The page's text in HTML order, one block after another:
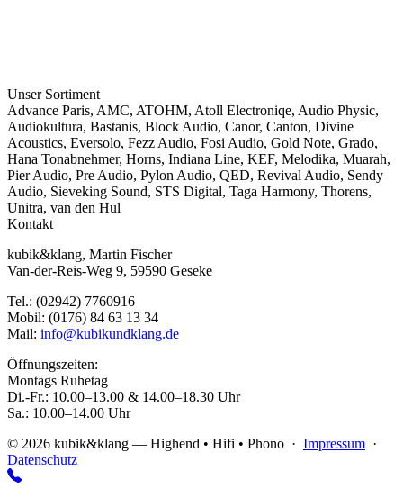
Unser Sortiment
Advance Paris, AMC, ATOHM, Atoll Electroniqe, Audio Physic,
Audiokultura, Bastanis, Block Audio, Canor, Canton, Divine
Acoustics, Eversolo, Fezz Audio, Fosi Audio, Gold Note, Grado,
Hana Tonabnehmer, Horns, Indiana Line, KEF, Melodika, Muarah,
Pier Audio, Pre Audio, Pylon Audio, QED, Revival Audio, Sendy
Audio, Sieveking Sound, STS Digital, Taga Harmony, Thorens,
Unitra, van den Hul
Kontakt
kubik&klang, Martin Fischer
Van-der-Reis-Weg 9, 59590 Geseke
Tel.: (02942) 7760916
Mobil: (0176) 84 63 13 34
Mail: info@kubikundklang.de
Öffnungszeiten:
Montags Ruhetag
Di.-Fr.: 10.00–13.00 & 14.00–18.30 Uhr
Sa.: 10.00–14.00 Uhr
© 2026 kubik&klang — Highend • Hifi • Phono · Impressum ·
Datenschutz